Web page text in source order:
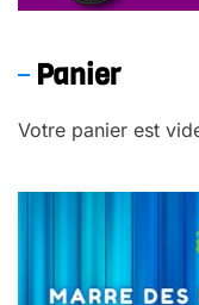
Panier
Votre panier est